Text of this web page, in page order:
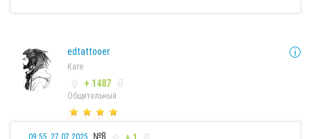
edtattooer
Каге
+ 1487
Общительный
№8